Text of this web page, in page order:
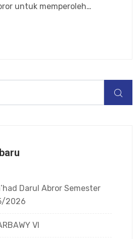
untuk memperoleh…
Darul Abror Semester
2026
VI